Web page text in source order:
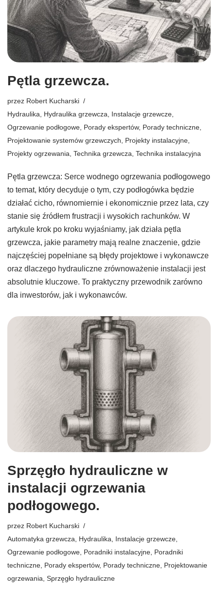
Pętla grzewcza.
przez Robert Kucharski
Hydraulika, Hydraulika grzewcza, Instalacje grzewcze,
Ogrzewanie podłogowe, Porady ekspertów, Porady techniczne,
Projektowanie systemów grzewczych, Projekty instalacyjne,
Projekty ogrzewania, Technika grzewcza, Technika instalacyjna
Pętla grzewcza: Serce wodnego ogrzewania podłogowego
to temat, który decyduje o tym, czy podłogówka będzie
działać cicho, równomiernie i ekonomicznie przez lata, czy
stanie się źródłem frustracji i wysokich rachunków. W
artykule krok po kroku wyjaśniamy, jak działa pętla
grzewcza, jakie parametry mają realne znaczenie, gdzie
najczęściej popełniane są błędy projektowe i wykonawcze
oraz dlaczego hydrauliczne zrównoważenie instalacji jest
absolutnie kluczowe. To praktyczny przewodnik zarówno
dla inwestorów, jak i wykonawców.
Sprzęgło hydrauliczne w
instalacji ogrzewania
podłogowego.
przez Robert Kucharski
Automatyka grzewcza
Hydraulika Instalacje grzewcze
Ogrzewanie podłogowe Poradniki instalacyjne Poradniki
techniczne Porady ekspertów, Porady techniczne Projektowanie
ogrzewania Sprzęgło hydrauliczne